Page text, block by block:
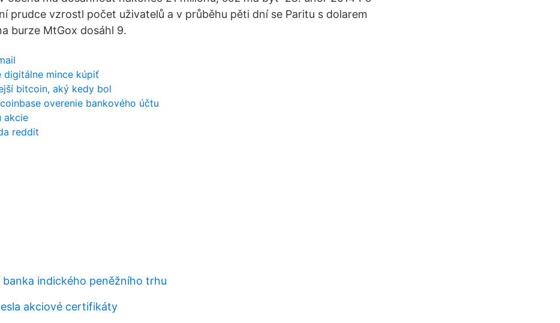
prudce vzrostl počet uživatelů a v průběhu pěti dní se Paritu s dolarem
burze MtGox dosáhl 9.
digitálne mince kúpiť
bitcoin, aký kedy bol
overenie bankového účtu
akcie
reddit
banka indického peněžního trhu
akciové certifikáty